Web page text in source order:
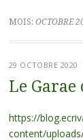
MOIS: OCTOBRE
29 OCTOBRE 2020
Le
https://
content/